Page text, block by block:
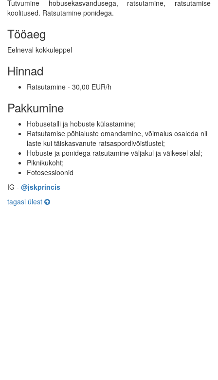
Tutvumine hobusekasvandusega, ratsutamine, ratsutamise
koolitused. Ratsutamine ponidega.
Tööaeg
Eelneval kokkuleppel
Hinnad
Ratsutamine - 30,00 EUR/h
Pakkumine
Hobusetalli ja hobuste külastamine;
Ratsutamise põhialuste omandamine, võimalus osaleda nii
laste kui täiskasvanute ratsaspordivõistlustel;
Hobuste ja ponidega ratsutamine väljakul ja väikesel alal;
Piknikukoht;
Fotosessioonid
IG - @jskprincis
tagasi ülest